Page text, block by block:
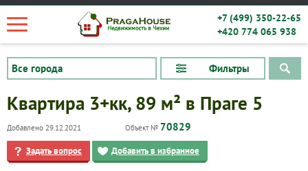
+7 (499) 350-22-65
+420 774 065 938
Фильтры
Квартира 3+кк, 89 м² в Праге 5
Добавлено 29.12.2021 Объект № 70829
Задать вопрос Добавить в избранное